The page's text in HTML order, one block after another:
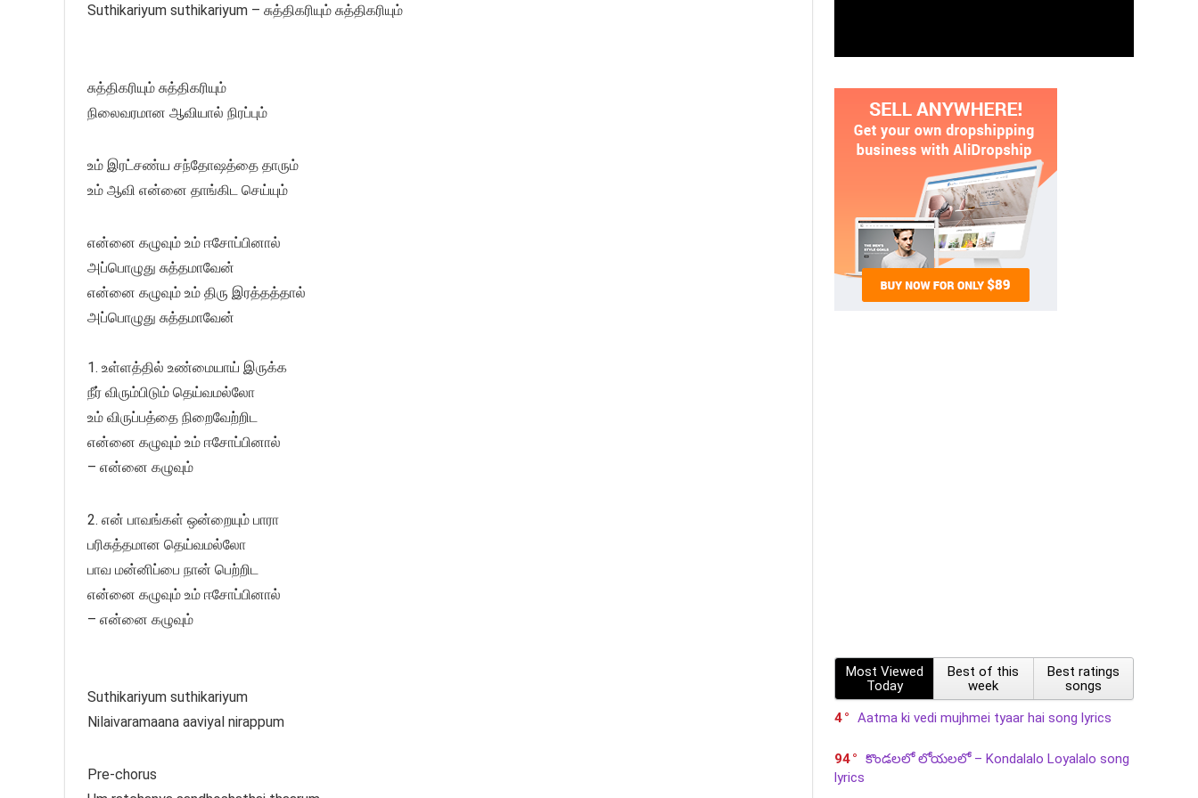
Suthikariyum suthikariyum – சுத்திகரியும் சுத்திகரியும்
சுத்திகரியும் சுத்திகரியும்
நிலைவரமான ஆவியால் நிரப்பும்
உம் இரட்சண்ய சந்தோஷத்தை தாரும்
உம் ஆவி என்னை தாங்கிட செய்யும்
என்னை கழுவும் உம் ஈசோப்பினால்
அப்பொழுது சுத்தமாவேன்
என்னை கழுவும் உம் திரு இரத்தத்தால்
அப்பொழுது சுத்தமாவேன்
1. உள்ளத்தில் உண்மையாய் இருக்க
நீர் விரும்பிடும் தெய்வமல்லோ
உம் விருப்பத்தை நிறைவேற்றிட
என்னை கழுவும் உம் ஈசோப்பினால்
– என்னை கழுவும்
2. என் பாவங்கள் ஒன்றையும் பாரா
பரிசுத்தமான தெய்வமல்லோ
பாவ மன்னிப்பை நான் பெற்றிட
என்னை கழுவும் உம் ஈசோப்பினால்
– என்னை கழுவும்
Suthikariyum suthikariyum
Nilaivaramaana aaviyal nirappum
Pre-chorus
Most Viewed
Today
Best of this
week
Best ratings
songs
4
Aatma ki vedi mujhmei tyaar hai song lyrics
94
కొండలలో లోయలలో – Kondalalo Loyalalo song
lyrics